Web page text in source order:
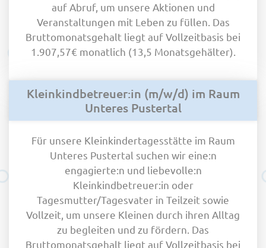
auf Abruf, um unsere Aktionen und
Veranstaltungen mit Leben zu füllen. Das
Bruttomonatsgehalt liegt auf Vollzeitbasis bei
1.907,57€ monatlich (13,5 Monatsgehälter).
Kleinkindbetreuer:in (m/w/d) im Raum
Unteres Pustertal
Für unsere Kleinkindertagesstätte im Raum
Unteres Pustertal suchen wir eine:n
engagierte:n und liebevolle:n
Kleinkindbetreuer:in oder
Tagesmutter/Tagesvater in Teilzeit sowie
Vollzeit, um unsere Kleinen durch ihren Alltag
zu begleiten und zu fördern. Das
Bruttomonatsgehalt liegt auf Vollzeitbasis bei